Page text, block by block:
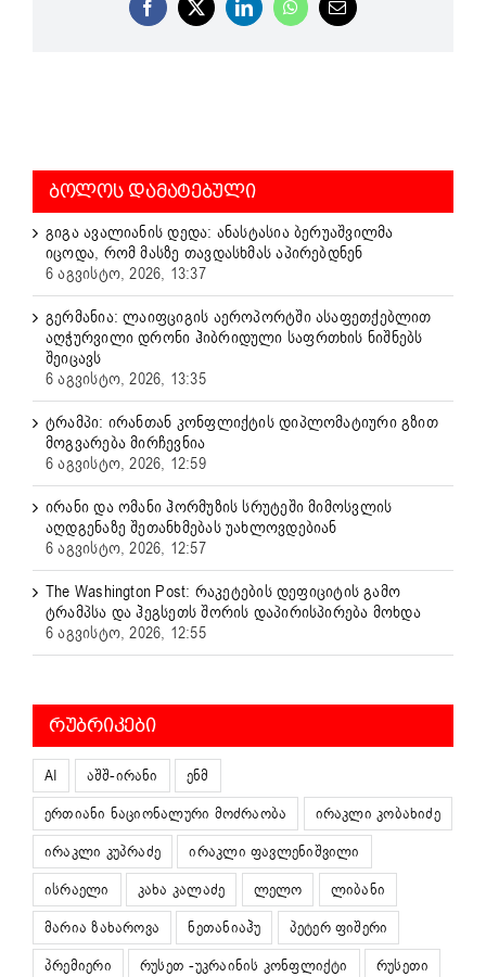
Facebook
X LinkedInWhatsApp
Email
ᲑᲝᲚᲝᲡ ᲓᲐᲛᲐᲢᲔᲑᲣᲚᲘ
გიგა ავალიანის დედა: ანასტასია ბერუაშვილმა
იცოდა, რომ მასზე თავდასხმას აპირებდნენ
6 აგვისტო, 2026, 13:37
გერმანია: ლაიფციგის აეროპორტში ასაფეთქებლით
აღჭურვილი დრონი ჰიბრიდული საფრთხის ნიშნებს
შეიცავს
6 აგვისტო, 2026, 13:35
ტრამპი: ირანთან კონფლიქტის დიპლომატიური გზით
მოგვარება მირჩევნია
6 აგვისტო, 2026, 12:59
ირანი და ომანი ჰორმუზის სრუტეში მიმოსვლის
აღდგენაზე შეთანხმებას უახლოვდებიან
6 აგვისტო, 2026, 12:57
The Washington Post: რაკეტების დეფიციტის გამო
ტრამპსა და ჰეგსეთს შორის დაპირისპირება მოხდა
6 აგვისტო, 2026, 12:55
ᲠᲣᲑᲠᲘᲙᲔᲑᲘ
AI აშშ-ირანი
ენმ
ერთიანი ნაციონალური მოძრაობა
ირაკლი კობახიძე
ირაკლი კუპრაძე
ირაკლი ფავლენიშვილი
ისრაელი
კახა კალაძე ლელო
ლიბანი
მარია ზახაროვა
ნეთანიაჰუ
პეტერ ფიშერი
პრემიერი
რუსეთ -უკრაინის კონფლიქტი
რუსეთი